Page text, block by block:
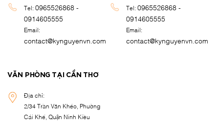
Tel:0965526868 -
0914605555
Email:
contact@kynguyenvn.com
Tel:0965526868 -
0914605555
Email:
contact@kynguyenvn.com
VĂN PHÒNG TẠI CẦN THƠ
Địa chỉ:
2/34 Trần Văn Khéo, Phường
Cái Khế, Quận Ninh Kiều